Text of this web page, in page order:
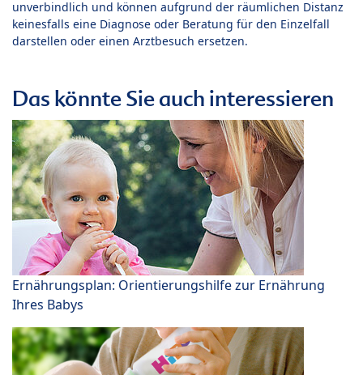
unverbindlich und können aufgrund der räumlichen Distanz
keinesfalls eine Diagnose oder Beratung für den Einzelfall
darstellen oder einen Arztbesuch ersetzen.
Das könnte Sie auch interessieren
Ernährungsplan: Orientierungshilfe zur Ernährung
Ihres Babys